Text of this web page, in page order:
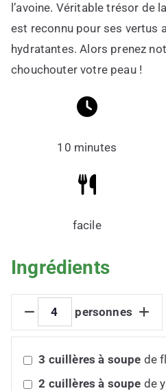
l’avoine. Véritable trésor de
est reconnu pour ses vertus
hydratantes. Alors prenez
chouchouter votre peau !
10 minutes
facile
Ingrédients
personnes
3 cuillères à soupe de
2 cuillères à soupe de